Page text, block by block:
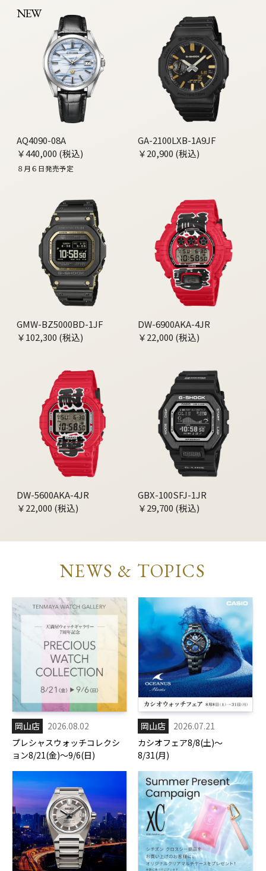
NEW
AQ4090-08A
￥440,000 (税込)
８月６日発売予定
GA-2100LXB-1A9JF
￥20,900 (税込)
GMW-BZ5000BD-1JF
￥102,300 (税込)
DW-6900AKA-4JR
￥22,000 (税込)
DW-5600AKA-4JR
￥22,000 (税込)
GBX-100SFJ-1JR
￥29,700 (税込)
NEWS & TOPICS
岡山店
2026.08.02
プレシャスウォッチコレクシ
ョン8/21(金)～9/6(日)
岡山店
2026.07.21
カシオフェア8/8(土)～
8/31(月)